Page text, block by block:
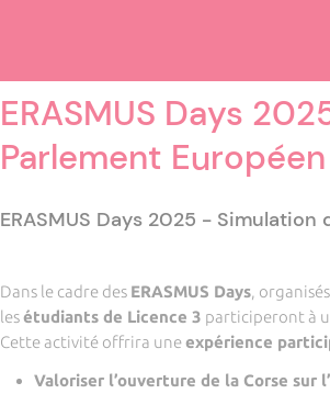
ERASMUS Days
Parlement Européen
ERASMUS Days 2025 -
Dans le cadre des ERASMUS Days,
lesétudiants de Licence 3 participeront à
Cette activité offrira uneexpérience
Valoriser l’ouverture de la Corse sur